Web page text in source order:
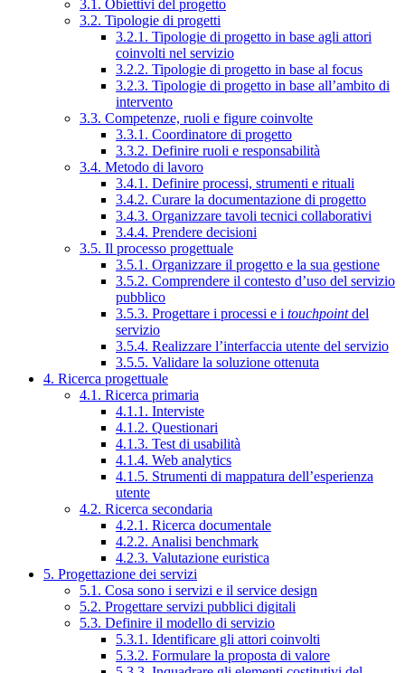
3.1. Obiettivi del progetto
3.2. Tipologie di progetti
3.2.1. Tipologie di progetto in base agli attori
coinvolti nel servizio
3.2.2. Tipologie di progetto in base al focus
3.2.3. Tipologie di progetto in base all’ambito di
intervento
3.3. Competenze, ruoli e figure coinvolte
3.3.1. Coordinatore di progetto
3.3.2. Definire ruoli e responsabilità
3.4. Metodo di lavoro
3.4.1. Definire processi, strumenti e rituali
3.4.2. Curare la documentazione di progetto
3.4.3. Organizzare tavoli tecnici collaborativi
3.4.4. Prendere decisioni
3.5. Il processo progettuale
3.5.1. Organizzare il progetto e la sua gestione
3.5.2. Comprendere il contesto d’uso del servizio
pubblico
3.5.3. Progettare i processi e i touchpointdel
servizio
3.5.4. Realizzare l’interfaccia utente del servizio
3.5.5. Validare la soluzione ottenuta
4. Ricerca progettuale
4.1. Ricerca primaria
4.1.1. Interviste
4.1.2. Questionari
4.1.3. Test di usabilità
4.1.4. Web analytics
4.1.5. Strumenti di mappatura dell’esperienza
utente
4.2. Ricerca secondaria
4.2.1. Ricerca documentale
4.2.2. Analisi benchmark
4.2.3. Valutazione euristica
5. Progettazione dei servizi
5.1. Cosa sono i servizi e il service design
5.2. Progettare servizi pubblici digitali
5.3. Definire il modello di servizio
5.3.1. Identificare gli attori coinvolti
5.3.2. Formulare la proposta di valore